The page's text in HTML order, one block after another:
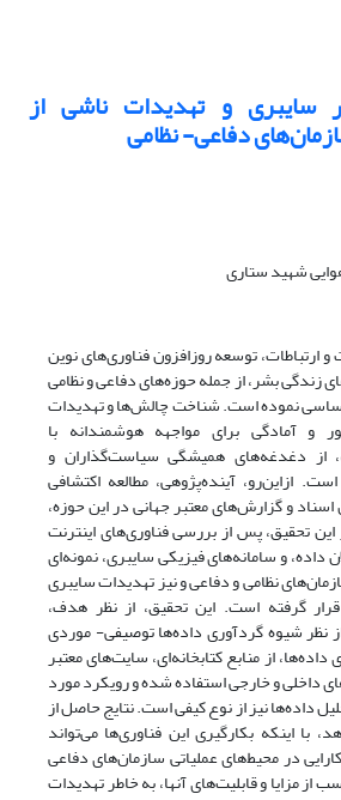
سایبری و تهدیدات ناشی از
دفاعی- نظامی
شهید ستاری
ارتباطات، توسعه روزافزون فناوری‌های نوین
زندگی بشر، از جمله حوزه‌های دفاعی و نظامی
نموده است. شناخت چالش‌ها و تهدیدات
و آمادگی برای مواجهه هوشمندانه با
از دغدغه‌های همیشگی سیاست‌گذاران و
ازاین‌رو، آینده‌پژوهی، مطالعه اکتشافی
و گزارش‌های معتبر جهانی در این حوزه،
تحقیق، پس از بررسی فناوری‌های اینترنت
داده، و سامانه‌های فیزیکی سایبری، نمونه‌ای
نظامی و دفاعی و نیز تهدیدات سایبری
گرفته است. این تحقیق، از نظر هدف،
نظر شیوه گردآوری داده‌ها توصیفی- موردی
از منابع کتابخانه‌ای، سایت‌های معتبر
داخلی و خارجی استفاده شده و رویکرد مورد
داده‌ها نیز از نوع کیفی است. نتایج حاصل از
با اینکه بکارگیری این فناوری‌ها می‌تواند
در محیط‌های عملیاتی سازمان‌های دفاعی
از مزایا و قابلیت‌های آنها، به خاطر تهدیدات